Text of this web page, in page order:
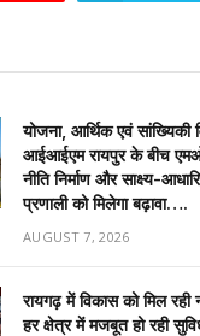
योजना, आर्थिक एवं सांख्यिकी
आईआईएम रायपुर के बीच
नीति निर्माण और साक्ष्य-
प्रणाली को मिलेगा बढ़ावा….
AUGUST 7, 2026
रायगढ़ में विकास को मिल रही
हर क्षेत्र में मजबूत हो रही